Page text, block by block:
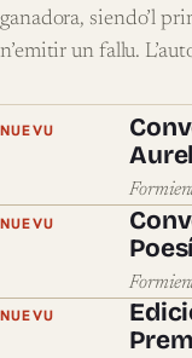
ganadora, siendo’l
n’emitir un fallu.
NUEVU
NUEVU
NUEVU